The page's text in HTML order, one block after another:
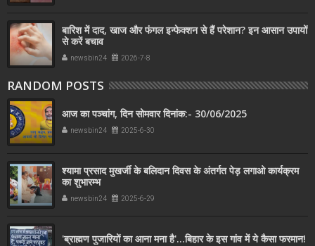
बारिश में दाद, खाज और फंगल इन्फेक्शन से हैं परेशान? इन आसान उपायों
से करें बचाव
newsbin24 2026-7-8
RANDOM POSTS
आज का पञ्चांग, दिन सोमवार दिनांक:- 30/06/2025
newsbin24 2025-6-30
श्यामा प्रसाद मुखर्जी के बलिदान दिवस के अंतर्गत पेड़ लगाओ कार्यक्रम
का शुभारम्भ
newsbin24 2025-6-29
'ब्राह्मण पुजारियों का आना मना है'...बिहार के इस गांव में ये कैसा फरमान!